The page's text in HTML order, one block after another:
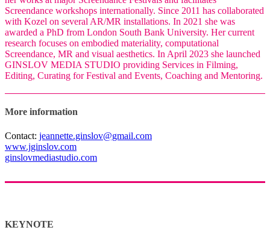
Screendance workshops internationally. Since 2011 has collaborated
with Kozel on several AR/MR installations. In 2021 she was
awarded a PhD from London South Bank University. Her current
research focuses on embodied materiality, computational
Screendance, MR and visual aesthetics. In April 2023 she launched
GINSLOV MEDIA STUDIO providing Services in Filming,
Editing, Curating for Festival and Events, Coaching and Mentoring.
More information
Contact: jeannette.ginslov@gmail.com
www.jginslov.com
ginslovmediastudio.com
KEYNOTE